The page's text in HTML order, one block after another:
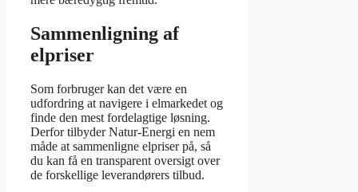
Sammenligning af
elpriser
Som forbruger kan det være en
udfordring at navigere i elmarkedet og
finde den mest fordelagtige løsning.
Derfor tilbyder Natur-Energi en nem
måde at sammenligne elpriser på, så
du kan få en transparent oversigt over
de forskellige leverandørers tilbud.